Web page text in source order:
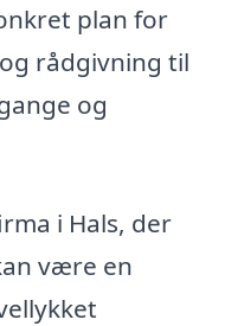
plan for
rådgivning til
og
i Hals, der
være en